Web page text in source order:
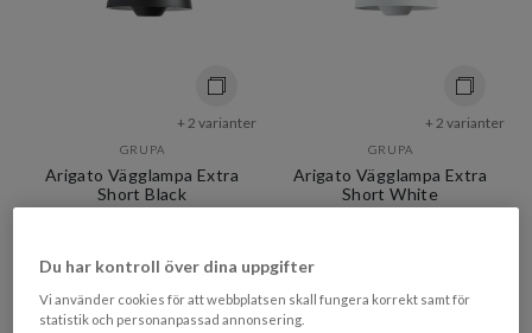
+ 2 varianter
GRUPA
Arigato Vägglampa Extra
Short Black
3 167 kr​​
7-14 vardagar
+ 2 varianter
GRUPA
Arigato Vägglampa Extra
Short White
7-14 vardagar
Du har kontroll över dina uppgifter
Vi använder cookies för att webbplatsen skall fungera korrekt samt för
statistik och personanpassad annonsering.